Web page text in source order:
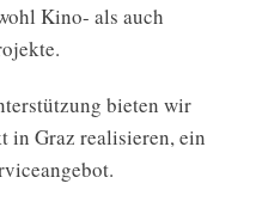
Kino- als auch
bieten wir
in Graz realisieren, ein